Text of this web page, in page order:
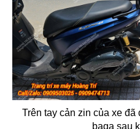
Trên tay cản zin của xe
baga sau